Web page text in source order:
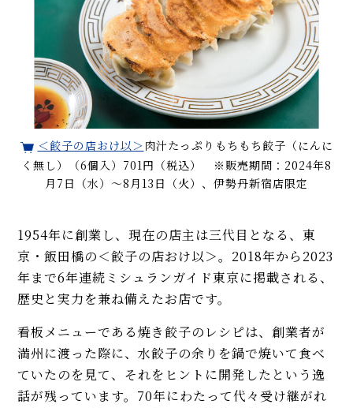
＜餃子の店おけ以＞ 肉汁たっぷりもちもち餃子（にんに
く無し）（6個入）701円（税込） ※販売期間：2024年8
月7日（水）～8月13日（火）、伊勢丹新宿店限定
1954年に創業し、現在の店主は三代目となる、東
京・飯田橋の＜餃子の店おけ以＞。2018年から2023
年まで6年連続ミシュランガイド東京に掲載される、
歴史と実力を兼ね備えたお店です。
看板メニューである焼き餃子のレシピは、創業者が
満州に渡った際に、水餃子の余りを鍋で焼いて食べ
ていたのを見て、それをヒントに開発したという逸
話が残っています。70年にわたって代々受け継がれ